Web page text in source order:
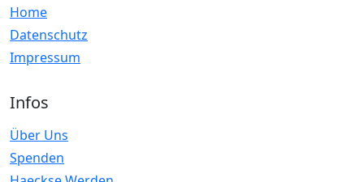
Home
Datenschutz
Impressum
Infos
Über Uns
Spenden